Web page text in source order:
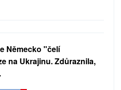
Německo "čelí
na Ukrajinu. Zdůraznila,